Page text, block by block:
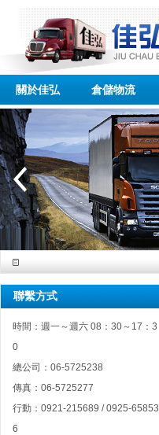
關於佳弘 倉儲物流
聯繫方式
時間：週一～週六 08：30～17：3
0
總公司：06-5725238
傳真：06-5725277
行動：0921-215689 / 0925-65853
6